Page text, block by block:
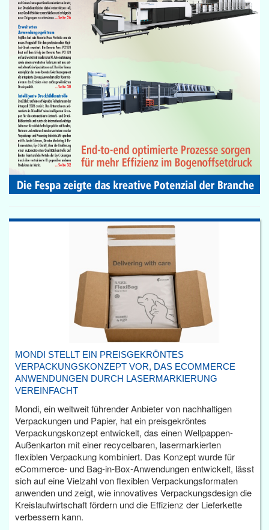
MONDI STELLT EIN PREISGEKRÖNTES
VERPACKUNGSKONZEPT VOR, DAS ECOMMERCE
ANWENDUNGEN DURCH LASERMARKIERUNG
VEREINFACHT
Mondi, ein weltweit führender Anbieter von nachhaltigen
Verpackungen und Papier, hat ein preisgekröntes
Verpackungskonzept entwickelt, das einen Wellpappen-
Außenkarton mit einer recycelbaren, lasermarkierten
flexiblen Verpackung kombiniert. Das Konzept wurde für
eCommerce- und Bag-in-Box-Anwendungen entwickelt, lässt
sich auf eine Vielzahl von flexiblen Verpackungsformaten
anwenden und zeigt, wie innovatives Verpackungsdesign die
Kreislaufwirtschaft fördern und die Effizienz der Lieferkette
verbessern kann.